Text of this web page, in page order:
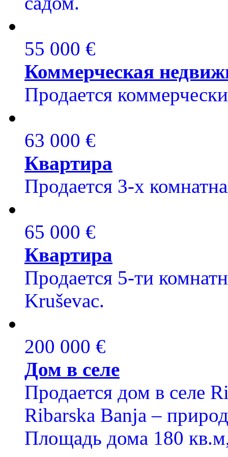
55 000 €
Коммерческая
Продается
63 000 €
Квартира
Продается 3-х
65 000 €
Квартира
Продается 5-ти
Kruševac.
200 000 €
Дом в селе
Продается дом в селе
Ribarska Banja –
Площадь дома 180